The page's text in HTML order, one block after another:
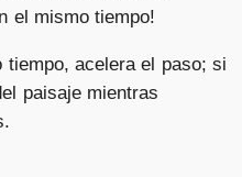
el mismo tiempo!
tiempo, acelera el paso; si
paisaje mientras